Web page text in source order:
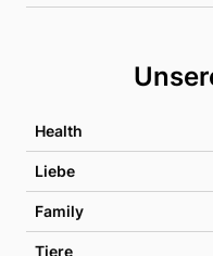
Health
Liebe
Family
Tiere